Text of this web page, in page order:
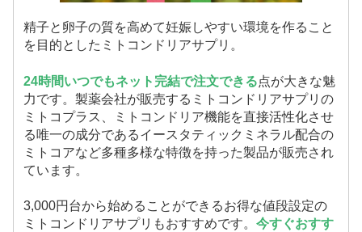
精子と卵子の質を高めて妊娠しやすい環境を作ること
を目的としたミトコンドリアサプリ。
24時間いつでもネット完結で注文できる点が大きな魅
力です。製薬会社が販売するミトコンドリアサプリの
ミトコプラス、ミトコンドリア機能を直接活性化させ
る唯一の成分であるイースタティックミネラル配合の
ミトコアなど多種多様な特徴を持った製品が販売され
ています。
3,000円台から始めることができるお得な値段設定の
ミトコンドリアサプリもおすすめです。今すぐおすす